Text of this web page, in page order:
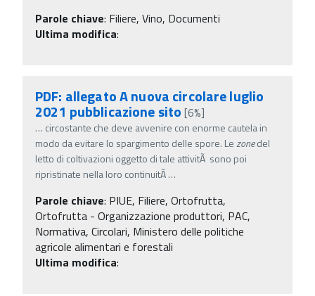
Parole chiave: Filiere, Vino, Documenti
Ultima modifica:
PDF: allegato A nuova circolare luglio
2021 pubblicazione sito [6%]
… circostante che deve avvenire con enorme cautela in
modo da evitare lo spargimento delle spore. Lezonedel
letto di coltivazioni oggetto di tale attivitÃ sono poi
ripristinate nella loro continuitÃ…
Parole chiave: PIUE, Filiere, Ortofrutta,
Ortofrutta - Organizzazione produttori, PAC,
Normativa, Circolari, Ministero delle politiche
agricole alimentari e forestali
Ultima modifica: